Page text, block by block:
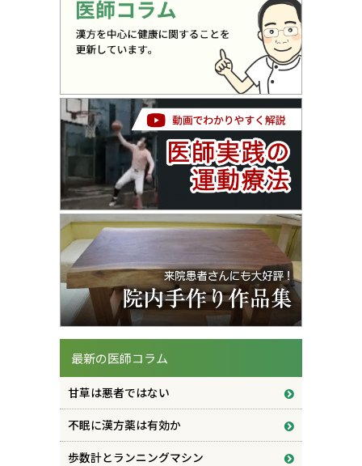
最新の医師コラム
甘草は悪者ではない
不眠に漢方薬は有効か
歩数計とランニングマシン